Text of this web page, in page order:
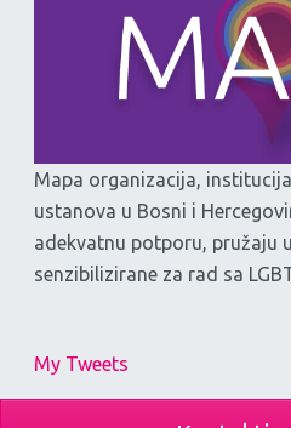
Mapa organizacija,
ustanova u Bosni i
adekvatnu potporu, pružaju
senzibilizirane za rad sa
My Tweets